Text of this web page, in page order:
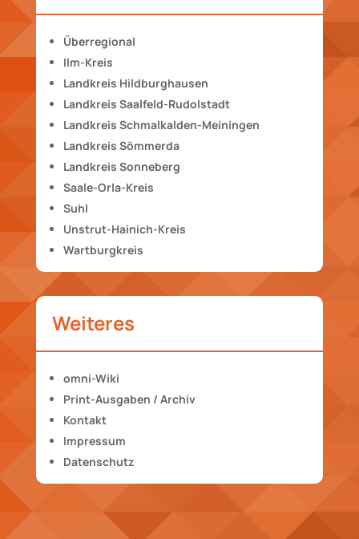
Überregional
Ilm-Kreis
Landkreis Hildburghausen
Landkreis Saalfeld-Rudolstadt
Landkreis Schmalkalden-Meiningen
Landkreis Sömmerda
Landkreis Sonneberg
Saale-Orla-Kreis
Suhl
Unstrut-Hainich-Kreis
Wartburgkreis
Weiteres
omni-Wiki
Print-Ausgaben / Archiv
Kontakt
Impressum
Datenschutz